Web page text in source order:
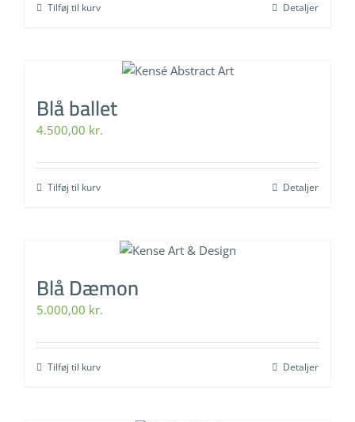
Tilføj til kurv Detaljer
Blå ballet
4.500,00 kr.
Tilføj til kurv Detaljer
Blå Dæmon
5.000,00 kr.
Tilføj til kurv Detaljer